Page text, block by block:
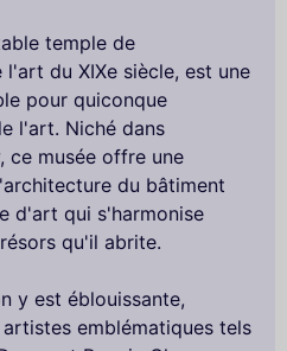
temple de
du XIXe siècle, est une
pour quiconque
l'art. Niché dans
ce musée offre une
du bâtiment
d'art qui s'harmonise
qu'il abrite.
y est éblouissante,
emblématiques tels